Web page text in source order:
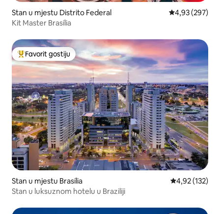
Stan u mjestu Distrito Federal prosječna
4,93 (297)
Kit Master Brasília
Glavni favorit gostiju
Favorit gostiju
Stan u mjestu Brasília prosječna
4,92 (132)
Stan u luksuznom hotelu u Braziliji